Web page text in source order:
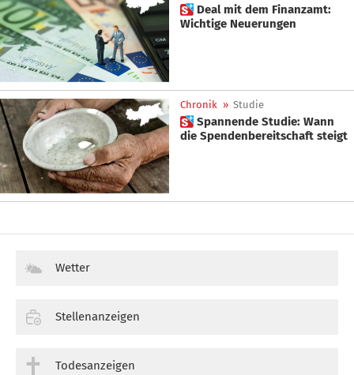
 Deal mit dem Finanzamt:
Wichtige Neuerungen
Chronik » Studie
 Spannende Studie: Wann
die Spendenbereitschaft steigt
Wetter
Stellenanzeigen
Todesanzeigen